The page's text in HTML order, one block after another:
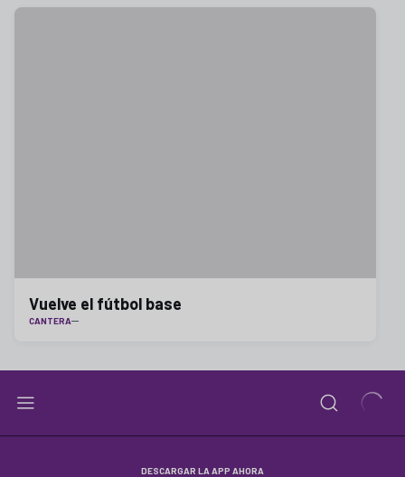
Vuelve el fútbol base
CANTERA
DESCARGAR LA APP AHORA